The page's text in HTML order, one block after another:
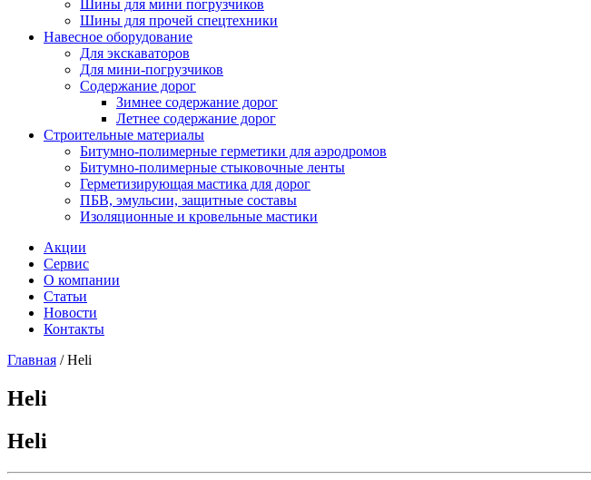
Шины для мини погрузчиков
Шины для прочей спецтехники
Навесное оборудование
Для экскаваторов
Для мини-погрузчиков
Содержание дорог
Зимнее содержание дорог
Летнее содержание дорог
Строительные материалы
Битумно-полимерные герметики для аэродромов
Битумно-полимерные стыковочные ленты
Герметизирующая мастика для дорог
ПБВ, эмульсии, защитные составы
Изоляционные и кровельные мастики
Акции
Сервис
О компании
Статьи
Новости
Контакты
Главная /Heli
Heli
Heli